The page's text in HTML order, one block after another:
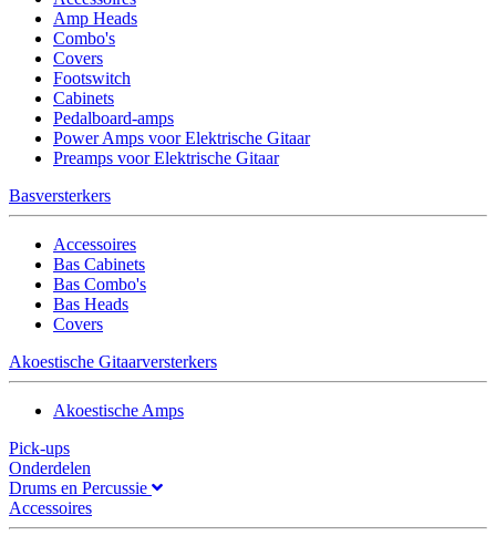
Amp Heads
Combo's
Covers
Footswitch
Cabinets
Pedalboard-amps
Power Amps voor Elektrische Gitaar
Preamps voor Elektrische Gitaar
Basversterkers
Accessoires
Bas Cabinets
Bas Combo's
Bas Heads
Covers
Akoestische Gitaarversterkers
Akoestische Amps
Pick-ups
Onderdelen
Drums en Percussie
Accessoires